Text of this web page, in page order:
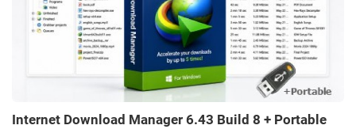
Internet Download Manager 6.43 Build 8 + Portable